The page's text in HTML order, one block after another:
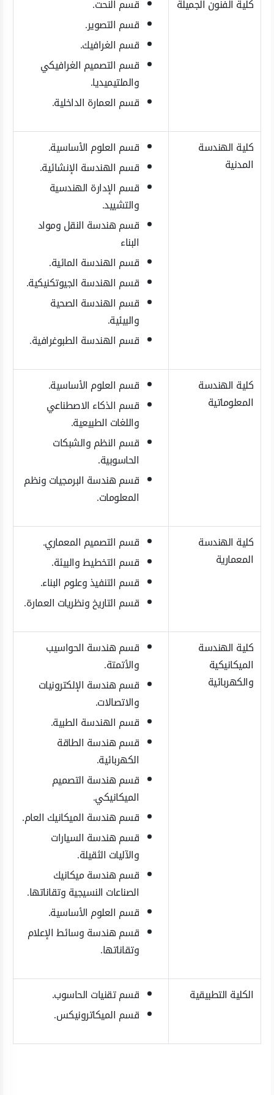
كلية الفنون الجميلة
قسم النحت.
قسم التصوير.
قسم الغرافيك.
قسم التصميم الغرافيكي
والملتيميديا.
قسم العمارة الداخلية.
كلية الهندسة
المدنية
قسم العلوم الأساسية.
قسم الهندسة الإنشائية.
قسم الإدارة الهندسية
والتشييد.
قسم هندسة النقل ومواد
البناء
قسم الهندسة المائية.
قسم الهندسة الجيوتكنيكية.
قسم الهندسة الصحية
والبيئية.
قسم الهندسة الطبوغرافية.
كلية الهندسة
المعلوماتية
قسم العلوم الأساسية.
قسم الذكاء الاصطناعي
واللغات الطبيعية.
قسم النظم والشبكات
الحاسوبية.
قسم هندسة البرمجيات ونظم
المعلومات.
كلية الهندسة
المعمارية
قسم التصميم المعماري.
قسم التخطيط والبيئة.
قسم التنفيذ وعلوم البناء.
قسم التاريخ ونظريات العمارة.
كلية الهندسة
الميكانيكية
والكهربائية
قسم هندسة الحواسيب
والأتمتة.
قسم هندسة الإلكترونيات
والاتصالات.
قسم الهندسة الطبية.
قسم هندسة الطاقة
الكهربائية.
قسم هندسة التصميم
الميكانيكي.
قسم هندسة الميكانيك العام.
قسم هندسة السيارات
والآليات الثقيلة.
قسم هندسة ميكانيك
الصناعات النسيجية وتقاناتها.
قسم العلوم الأساسية.
قسم هندسة وسائط الإعلام
وتقاناتها.
الكلية التطبيقية
قسم تقنيات الحاسوب.
قسم الميكاترونيكس.